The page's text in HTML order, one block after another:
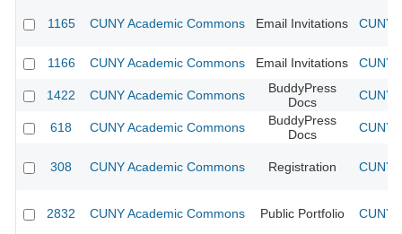
1165 CUNY Academic Commons Email Invitations CUNY
1166 CUNY Academic Commons Email Invitations CUNY
1422 CUNY Academic Commons
BuddyPress
Docs
CUNY
618 CUNY Academic Commons
BuddyPress
Docs
CUNY
308 CUNY Academic Commons Registration CUNY
2832 CUNY Academic Commons Public Portfolio CUNY